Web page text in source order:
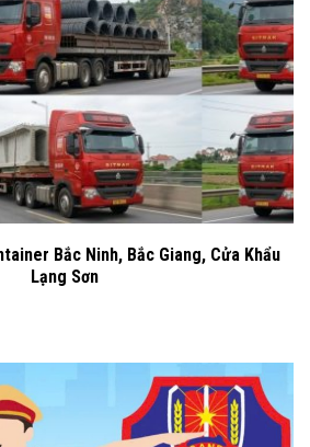
Bắc Ninh, Bắc Giang, Cửa Khẩu
Lạng Sơn